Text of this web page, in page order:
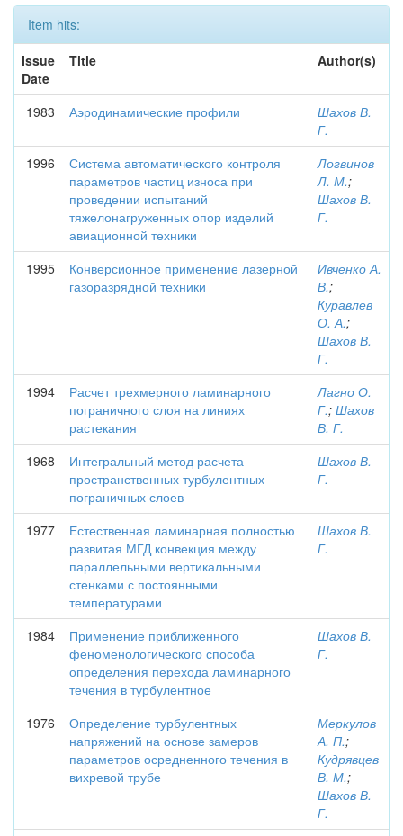
Item hits:
Issue
Date
Title Author(s)
1983 Аэродинамические профили
Шахов В.
Г.
1996
Система автоматического контроля
параметров частиц износа при
проведении испытаний
тяжелонагруженных опор изделий
авиационной техники
Логвинов
Л. М.;
Шахов В.
Г.
1995
Конверсионное применение лазерной
газоразрядной техники
Ивченко А.
В.;
Куравлев
О. А.;
Шахов В.
Г.
1994
Расчет трехмерного ламинарного
пограничного слоя на линиях
растекания
Лагно О.
Г.; Шахов
В. Г.
1968
Интегральный метод расчета
пространственных турбулентных
пограничных слоев
Шахов В.
Г.
1977
Естественная ламинарная полностью
развитая МГД конвекция между
параллельными вертикальными
стенками с постоянными
температурами
Шахов В.
Г.
1984
Применение приближенного
феноменологического способа
определения перехода ламинарного
течения в турбулентное
Шахов В.
Г.
1976
Определение турбулентных
напряжений на основе замеров
параметров осредненного течения в
вихревой трубе
Меркулов
А. П.;
Кудрявцев
В. М.;
Шахов В.
Г.